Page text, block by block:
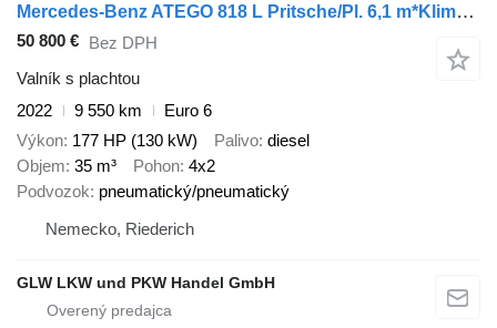
Mercedes-Benz ATEGO 818 L Pritsche/Pl. 6,1 m*Klima*Diff.-Sp
50 800 € Bez DPH
Valník s plachtou
2022
9 550 km
Euro 6
Výkon 177 HP (130 kW) Palivo diesel
Objem 35 m³ Pohon 4x2
Podvozok pneumatický/pneumatický
Nemecko, Riederich
GLW LKW und PKW Handel GmbH